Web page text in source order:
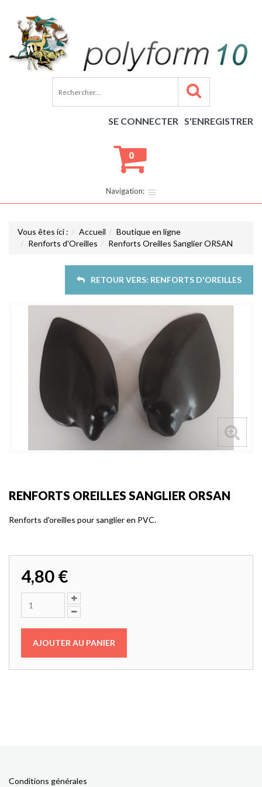
SE CONNECTER S'ENREGISTRER
0
Navigation:
Vous êtes ici : Accueil
Boutique en ligne
Renforts d'Oreilles
Renforts Oreilles Sanglier ORSAN
RETOUR VERS: RENFORTS D'OREILLES
RENFORTS OREILLES SANGLIER ORSAN
Renforts d'oreilles pour sanglier en PVC.
4,80 €
Conditions générales